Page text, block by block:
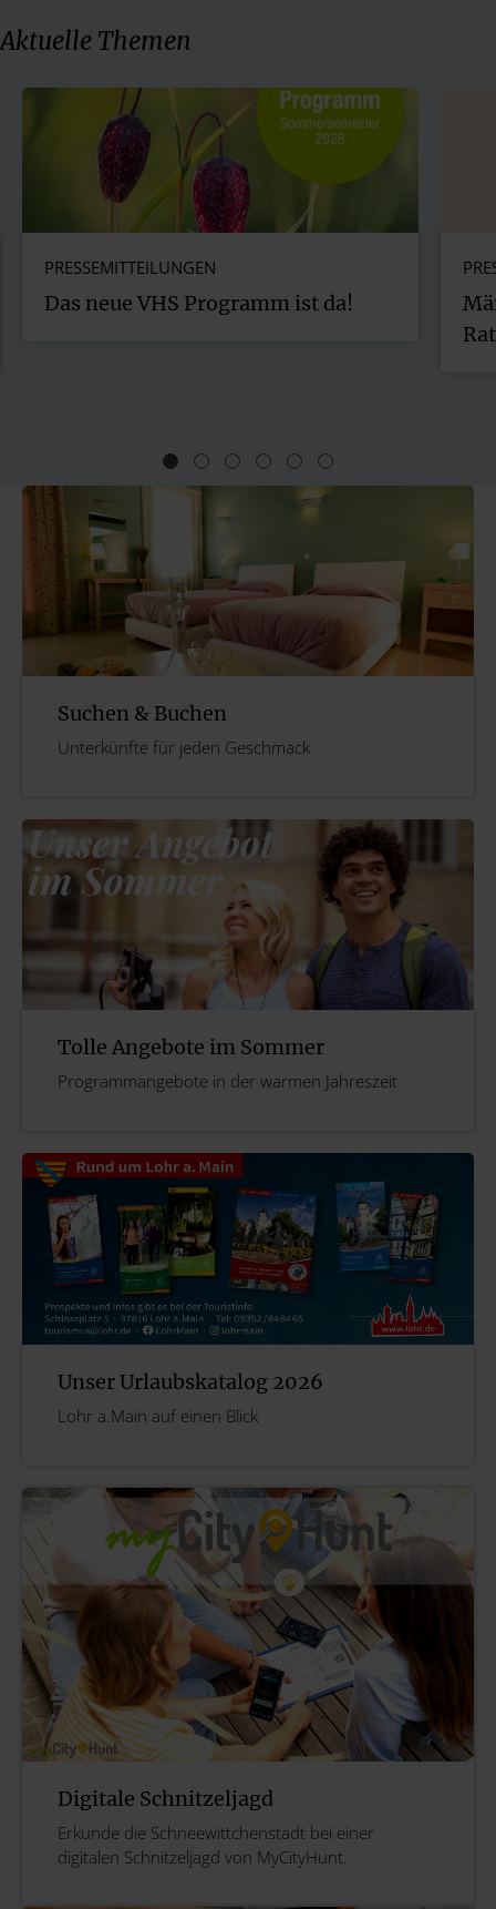
Aktuelle Themen
PRESSEMITTEILUNGEN
Das neue VHS Programm ist da!
Suchen & Buchen
Unterkünfte für jeden Geschmack
Tolle Angebote im Sommer
Programmangebote in der warmen Jahreszeit
Unser Urlaubskatalog 2026
Lohr a.Main auf einen Blick
Digitale Schnitzeljagd
Erkunde die Schneewittchenstadt bei einer
digitalen Schnitzeljagd von MyCityHunt.